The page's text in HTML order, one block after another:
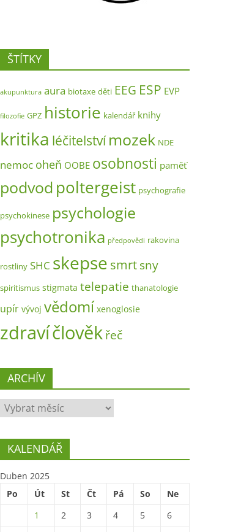
ŠTÍTKY
akupunktura aura biotaxe děti EEG ESP EVP
filozofie GPZ historie kalendář knihy
kritika léčitelství mozek NDE
nemoc oheň OOBE osobnosti paměť
podvod poltergeist psychografie
psychokinese psychologie
psychotronika předpovědi rakovina
rostliny SHC skepse smrtsny
spiritismus stigmata telepatie thanatologie
upír vývoj vědomí xenoglosie
zdravíčlověkřeč
ARCHÍV
ARCHÍV
KALENDÁŘ
Duben 2025
Po
Út St Čt Pá So
Ne
1
2 3 4 5
6